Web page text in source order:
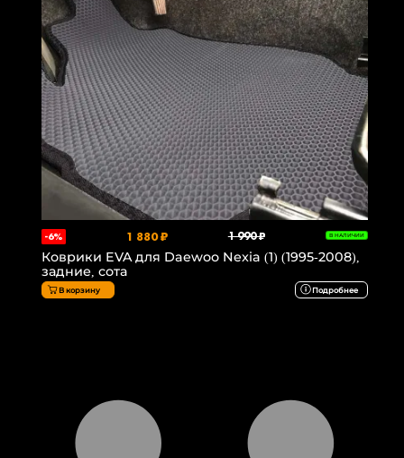
-6% 1 880 ₽ 1 990 ₽ В НАЛИЧИИ
Коврики EVA для Daewoo Nexia (1) (1995-2008),
задние, сота
В корзину Подробнее